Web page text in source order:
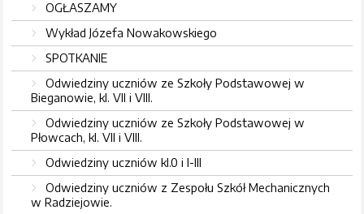
OGŁASZAMY
Wykład Józefa Nowakowskiego
SPOTKANIE
Odwiedziny uczniów ze Szkoły Podstawowej w
Bieganowie, kl. VII i VIII.
Odwiedziny uczniów ze Szkoły Podstawowej w
Płowcach, kl. VII i VIII.
Odwiedziny uczniów kl.0 i I-III
Odwiedziny uczniów z Zespołu Szkół Mechanicznych
w Radziejowie.